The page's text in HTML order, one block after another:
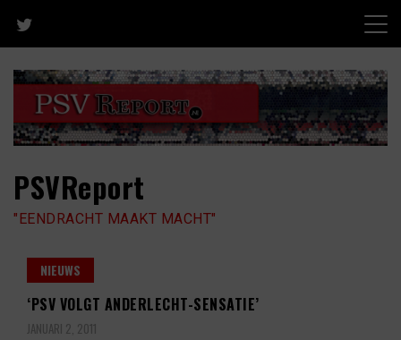
content
PSVReport
"EENDRACHT MAAKT MACHT"
NIEUWS
‘PSV VOLGT ANDERLECHT-SENSATIE’
JANUARI 2, 2011